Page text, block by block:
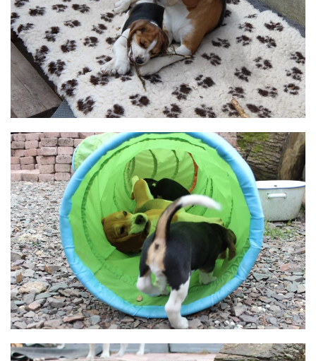
BILD ANZEIGEN
BILD ANZEIGEN